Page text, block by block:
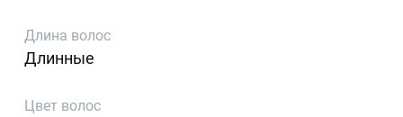
Длина волос
Длинные
Цвет волос